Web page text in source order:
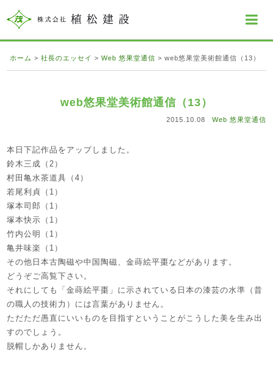
ホーム >社長のエッセイ >Web 悠果堂通信 >web悠果堂美術館通信（13）
web悠果堂美術館通信（13）
2015.10.08 Web 悠果堂通信
本日下記作品をアップしました。
鈴木三成（2）
村田亀水茶道具（4）
若尾利貞（1）
塚本司郎（1）
塚本快示（1）
竹内公明（1）
亀井味楽（1）
その他日本古陶磁や中国陶磁、金蒔絵平棗などがあります。
どうぞご高覧下さい。
それにしても「金蒔絵平棗」に示されている日本の漆芸の水準（昔
の職人の技術力）には言葉がありません。
ただただ愚直にいいものを目指すということがこうした美を生み出
すのでしょう。
脱帽しかありません。